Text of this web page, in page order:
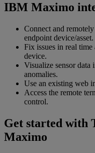
IBM Maximo
Connect and
endpoint device/asset.
Fix issues in real
device.
Visualize sensor data
anomalies.
Use an existing web
Access the remote
control.
Get started with
Maximo